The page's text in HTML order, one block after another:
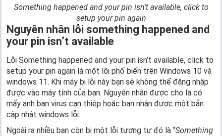
Something happened and your pin isn’t available, click to
setup your pin again
Nguyên nhân lỗi something happened and
your pin isn’t available
Lỗi Something happened and your pin isn’t available, click to
setup your pin again là một lỗi phổ biến trên Windows 10 và
windows 11. Khi máy bị lỗi này bạn sẽ không thể đăng nhập
được vào máy tính của bạn. Nguyên nhân được cho là có
mấy anh bạn virus can thiệp hoặc bạn nhận được một bản
cập nhật windows lỗi.
Ngoài ra nhiều bạn còn bị một lỗi tương tự đó là “Something